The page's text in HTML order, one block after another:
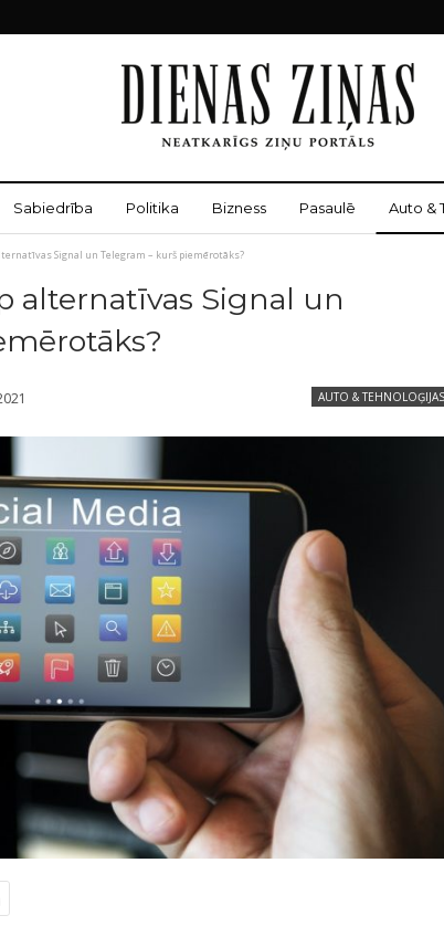
Sabiedrība Politika Bizness Pasaulē Auto &
Signal un Telegram – kurš piemērotāks?
alternatīvas Signal un
AUTO & TEHNOLOĢIJAS